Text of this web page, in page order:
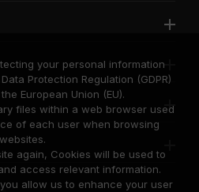
your personal information
Protection Regulation (GDPR)
European Union (EU).
files within a web browser used
of each user when browsing
websites.
again, Cookies will be used to
access relevant information.
allow us to enhance your user